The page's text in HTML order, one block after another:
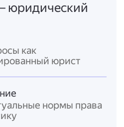
от 17 июля 1995
от 21.02.2026);
Российской
Российской
юридический
как
юрист
нормы права